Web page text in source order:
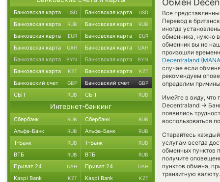
Обмен
Все
Перевод в
иногда
обменника, нужно
обменник вы не
произошли
Decentraland
случае если
рекомендуем
определим
Имейте в виду, что
Decentraland →
появились
воспользоваться
Старайтесь
услугам всегда
обменных пунктов
получите
пунктов обмена,
транзитную валюту.
Банковская карта USD Банковская карта USD
Банковская карта RUB Банковская карта RUB
Банковская карта EUR Банковская карта EUR
Банковская карта UAH Банковская карта UAH
Банковская карта BYN Банковская карта BYN
Банковская карта KZT Банковская карта KZT
Банковский счет GBP Банковский счет GBP
СБП RUB СБП RUB
Интернет-банкинг
Сбербанк RUB Сбербанк RUB
Альфа-Банк RUB Альфа-Банк RUB
Т-Банк RUB Т-Банк RUB
ВТБ RUB ВТБ RUB
Приват 24 UAH Приват 24 UAH
Kaspi Bank KZT Kaspi Bank KZT